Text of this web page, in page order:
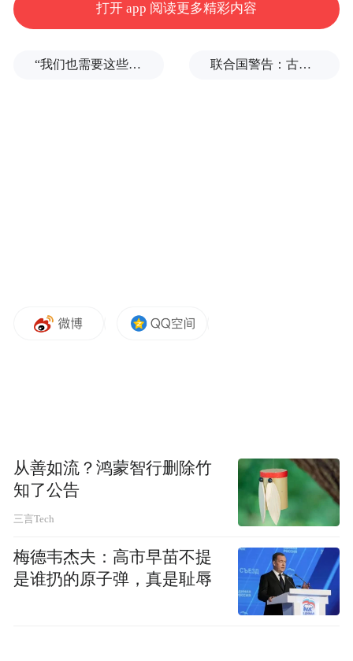
打开 app 阅读更多精彩内容
“我们也需要这些导弹啊”，特朗普公开拒绝泽连斯基！ 联合国警告：古巴或变成沉默的加沙
从善如流？鸿蒙智行删除竹
知了公告
三言Tech
梅德韦杰夫：高市早苗不提
是谁扔的原子弹，真是耻辱